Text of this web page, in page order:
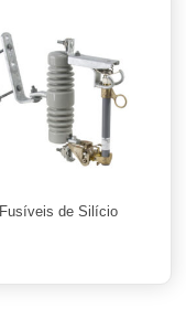
Fusíveis de Silício